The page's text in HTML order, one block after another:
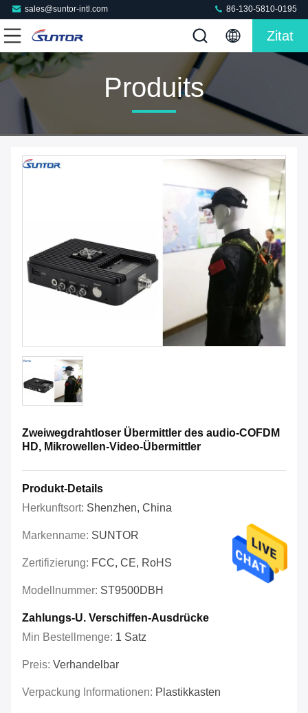
sales@suntor-intl.com 86-130-5810-0195
Zitat
Produits
Zweiwegdrahtloser Übermittler des audio-COFDM
HD, Mikrowellen-Video-Übermittler
Produkt-Details
Herkunftsort: Shenzhen, China
Markenname: SUNTOR
Zertifizierung: FCC, CE, RoHS
Modellnummer: ST9500DBH
Zahlungs-U. Verschiffen-Ausdrücke
Min Bestellmenge: 1 Satz
Preis: Verhandelbar
Verpackung Informationen: Plastikkasten